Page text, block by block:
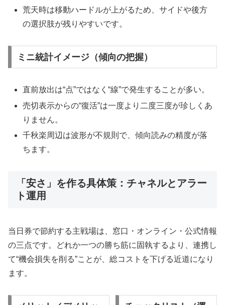
荒天時は移動ハードルが上がるため、サイドや後方
の選択肢が残りやすいです。
ミニ統計イメージ（傾向の把握）
直前放出は“点”ではなく“線”で発生することが多い。
売切表示からの“復活”は一度より二度三度が珍しくあ
りません。
千秋楽周辺は波形が不規則で、傾向読みの精度が落
ちます。
「安さ」を作る具体策：チャネルとアラー
ト運用
当日券で節約する主戦場は、窓口・オンライン・公式情報
の三点です。どれか一つの勝ち筋に固執するより、連携し
て“機会損失を削る”ことが、総コストを下げる近道になり
ます。